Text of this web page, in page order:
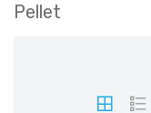
Pellet